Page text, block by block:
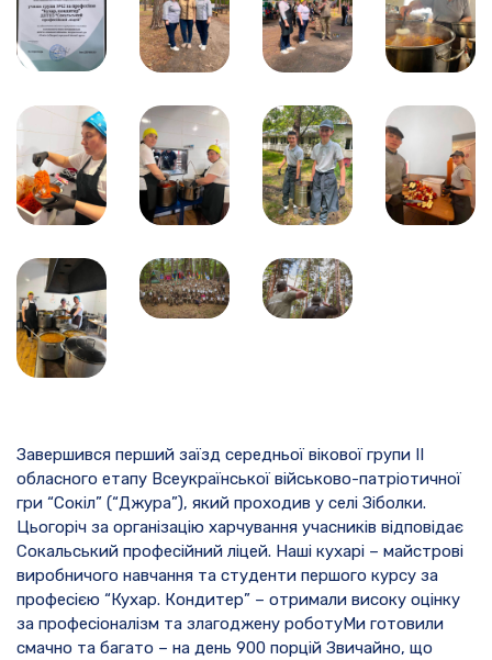
Завершився перший заїзд середньої вікової групи ІІ
обласного етапу Всеукраїнської військово-патріотичної
гри “Сокіл” (“Джура”), який проходив у селі Зіболки.
Цьогоріч за організацію харчування учасників відповідає
Сокальський професійний ліцей. Наші кухарі – майстрові
виробничого навчання та студенти першого курсу за
професією “Кухар. Кондитер” – отримали високу оцінку
за професіоналізм та злагоджену роботуМи готовили
смачно та багато – на день 900 порцій Звичайно, що